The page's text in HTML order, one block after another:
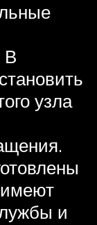
В
узла
имеют
и